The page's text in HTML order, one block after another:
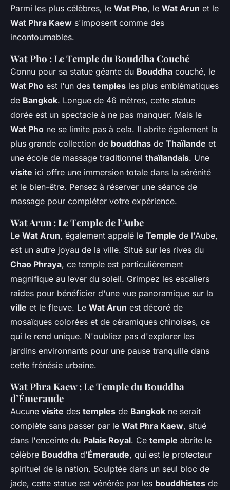
Parmi les plus célèbres, le Wat Pho, le Wat Arun et le
Wat Phra Kaew s'imposent comme des
incontournables.
Wat Pho : Le Temple du Bouddha Couché
Connu pour sa statue géante du Bouddha couché, le
Wat Pho est l'un des temples les plus emblématiques
de Bangkok. Longue de 46 mètres, cette statue
dorée est un spectacle à ne pas manquer. Mais le
Wat Pho ne se limite pas à cela. Il abrite également la
plus grande collection de bouddhas de Thaïlande et
une école de massage traditionnel thaïlandais. Une
visite ici offre une immersion totale dans la sérénité
et le bien-être. Pensez à réserver une séance de
massage pour compléter votre expérience.
Wat Arun : Le Temple de l'Aube
Le Wat Arun, également appelé le Temple de l'Aube,
est un autre joyau de la ville. Situé sur les rives du
Chao Phraya, ce temple est particulièrement
magnifique au lever du soleil. Grimpez les escaliers
raides pour bénéficier d'une vue panoramique sur la
ville et le fleuve. Le Wat Arun est décoré de
mosaïques colorées et de céramiques chinoises, ce
qui le rend unique. N'oubliez pas d'explorer les
jardins environnants pour une pause tranquille dans
cette frénésie urbaine.
Wat Phra Kaew : Le Temple du Bouddha
d’Émeraude
Aucune visite des temples de Bangkok ne serait
complète sans passer par le Wat Phra Kaew, situé
dans l'enceinte du Palais Royal. Ce temple abrite le
célèbre Bouddha d'Émeraude, qui est le protecteur
spirituel de la nation. Sculptée dans un seul bloc de
jade, cette statue est vénérée par les bouddhistes de